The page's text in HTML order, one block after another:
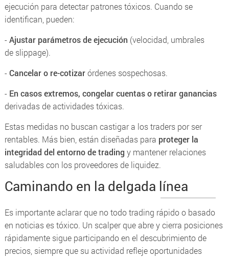
ejecución para detectar patrones tóxicos. Cuando se
identifican, pueden:
- Ajustar parámetros de ejecución (velocidad, umbrales
deslippage).
- Cancelar o re-cotizarórdenes sospechosas.
- En casos extremos, congelar cuentas o retirar ganancias
derivadas de actividades tóxicas.
Estas medidas no buscan castigar a los traders por ser
rentables. Más bien, están diseñadas para proteger la
integridad del entorno de trading y mantener relaciones
saludables con los proveedores de liquidez.
Caminando en la delgada línea
Es importante aclarar que no todo trading rápido o basado
en noticias es tóxico. Un scalperque abre y cierra posiciones
rápidamente sigue participando en el descubrimiento de
precios, siempre que su actividad refleje oportunidades